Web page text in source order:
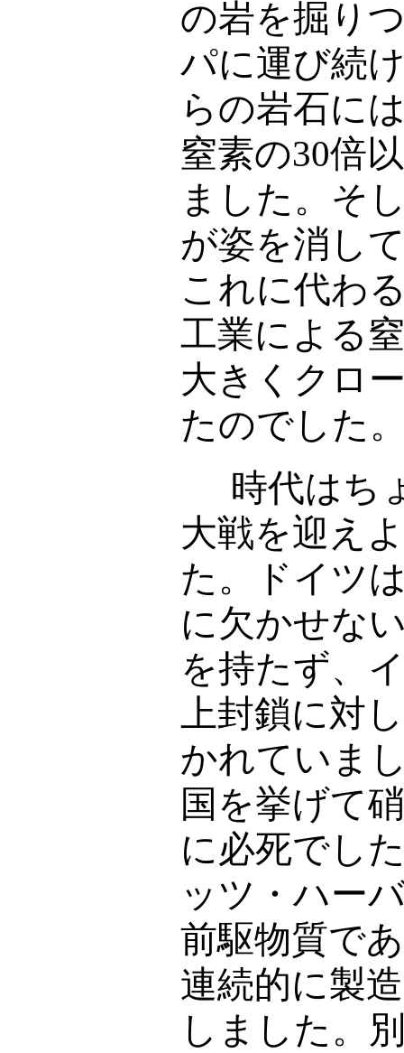
の岩を掘り
パに運び続
らの岩石に
窒素の30倍
ました。そ
が姿を消し
これに代わ
工業による
大きくクロ
たのでした
時代はち
大戦を迎え
た。ドイツ
に欠かせな
を持たず、
上封鎖に対
かれていま
国を挙げて
に必死でし
ッツ・ハー
前駆物質で
連続的に製
しました。